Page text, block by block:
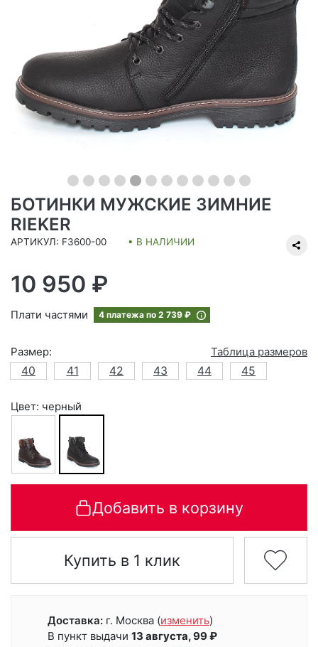
БОТИНКИ МУЖСКИЕ ЗИМНИЕ
RIEKER
АРТИКУЛ: F3600-00 • В НАЛИЧИИ
10 950 ₽
Плати частями 4 платежа по 2 739 ₽
Размер:
Таблица размеров
40
41 42 43 44 45
Цвет: черный
Добавить в корзину
Купить в 1 клик
Доставка: г. Москва (изменить)
В пункт выдачи 13 августа, 99 ₽